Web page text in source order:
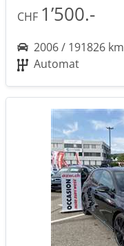
CHF 1’500.-
2006 / 191826 km
Automat